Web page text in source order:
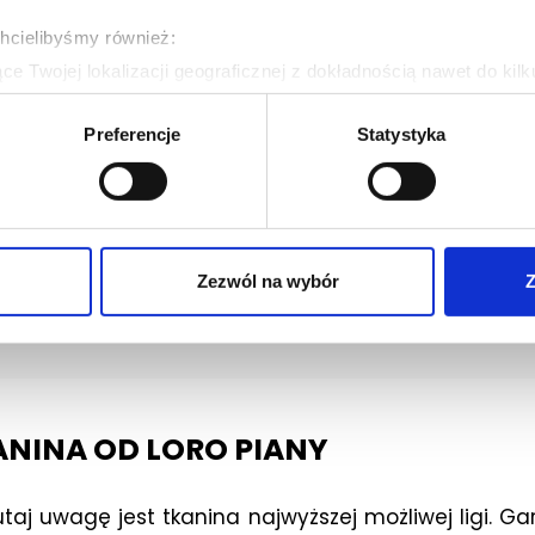
również:
Twojej lokalizacji geograficznej z dokładnością nawet do
aktywnie analizując charakteryzującego je zbiory
tego, jak Twoje osobiste dane są przetwarzane oraz ustaw
cookie możesz zmienić lub wycofać swoją zgodę w
spersonalizowania treści i reklam, aby oferować funkcje
o tym, jak korzystasz z naszej witryny, udostępniamy
Preferencje Statystyka
Zezwól na wybór
OD LORO PIANY
uwagę jest tkanina najwyższej możliwej ligi.